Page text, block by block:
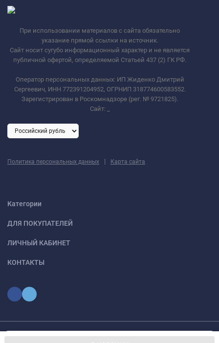
При использовании материалов с сайта обязательно
указание прямой ссылки на источник.
Сайт носит сугубо информационный характер и не является
публичной офертой, определяемой Статьей 437 (2) ГК РФ.
Оператор персональных данных: ИП Жиденко Дмитрий
Сергеевич, ИНН 772391204952, ОГРНИП 318774600583552.
Зарегистрирован в Роскомнадзоре (рег. № 9721825).
Сайт:
Политика персональных данных | Карта сайта
Категории
ДЛЯ ПОКУПАТЕЛЕЙ
ЛИЧНЫЙ КАБИНЕТ
КОНТАКТЫ